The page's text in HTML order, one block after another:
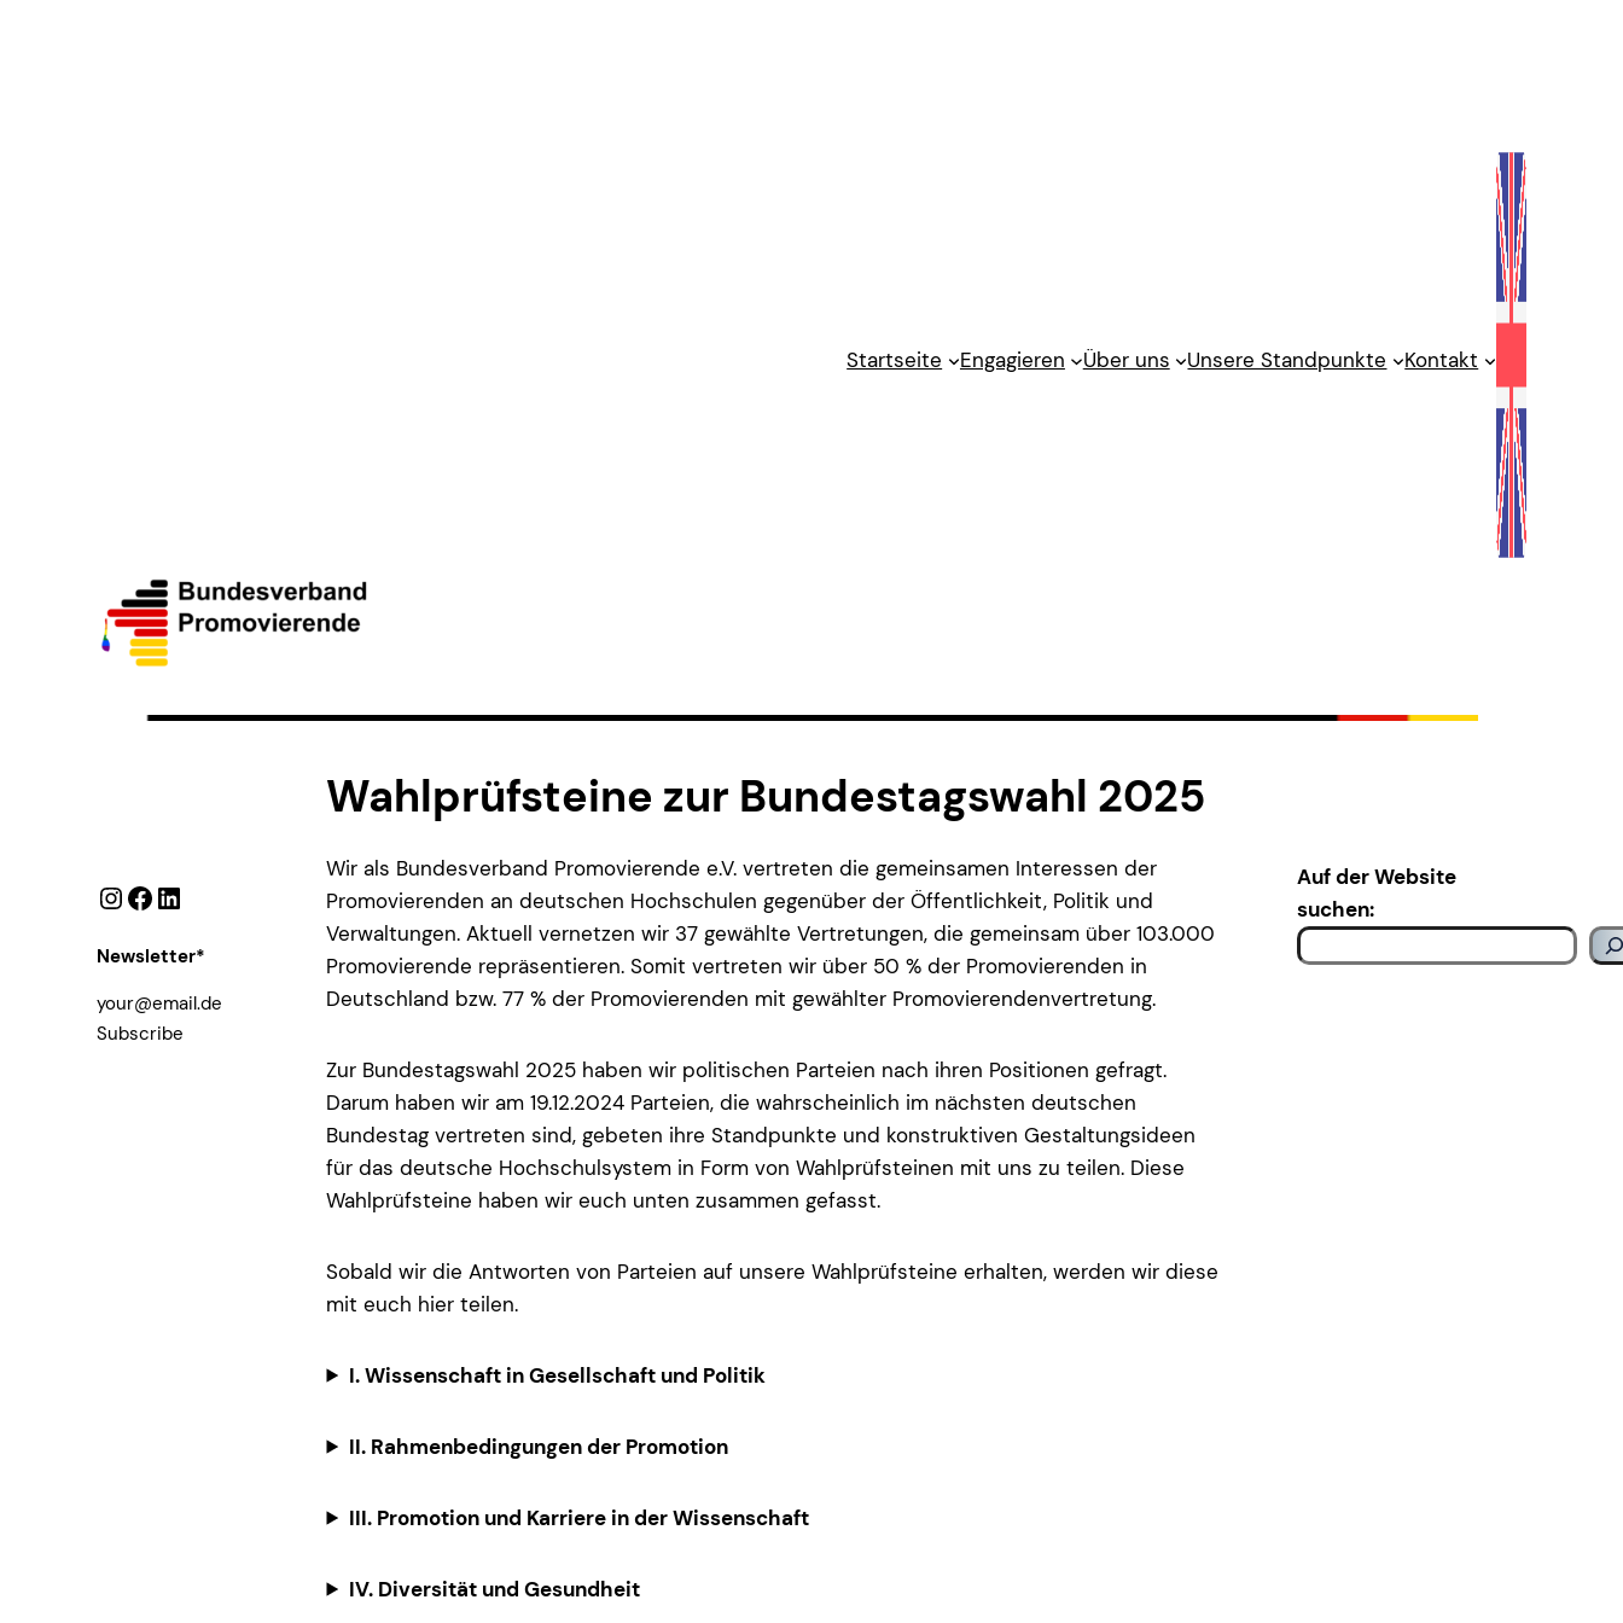
Startseite Engagieren Über uns Unsere Standpunkte Kontakt
InstagramFacebook LinkedIn
Newsletter*
Subscribe
Wahlprüfsteine zur Bundestagswahl 2025
Wir als Bundesverband Promovierende e.V. vertreten die gemeinsamen Interessen der
Promovierenden an deutschen Hochschulen gegenüber der Öffentlichkeit, Politik und
Verwaltungen. Aktuell vernetzen wir 37 gewählte Vertretungen, die gemeinsam über 103.000
Promovierende repräsentieren. Somit vertreten wir über 50 % der Promovierenden in
Deutschland bzw. 77 % der Promovierenden mit gewählter Promovierendenvertretung.
Zur Bundestagswahl 2025 haben wir politischen Parteien nach ihren Positionen gefragt.
Darum haben wir am 19.12.2024 Parteien, die wahrscheinlich im nächsten deutschen
Bundestag vertreten sind, gebeten ihre Standpunkte und konstruktiven Gestaltungsideen
für das deutsche Hochschulsystem in Form von Wahlprüfsteinen mit uns zu teilen. Diese
Wahlprüfsteine haben wir euch unten zusammen gefasst.
Sobald wir die Antworten von Parteien auf unsere Wahlprüfsteine erhalten, werden wir diese
mit euch hier teilen.
I. Wissenschaft in Gesellschaft und Politik
II. Rahmenbedingungen der Promotion
III. Promotion und Karriere in der Wissenschaft
IV. Diversität und Gesundheit
Auf der Website
suchen: